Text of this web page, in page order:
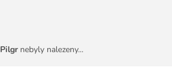
Pilgrnebyly nalezeny...